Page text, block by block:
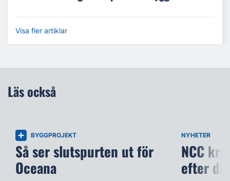
Visa fler artiklar
Läs också
BYGGPROJEKT
Så ser slutspurten ut för
Oceana
NYHETER
NCC
efter